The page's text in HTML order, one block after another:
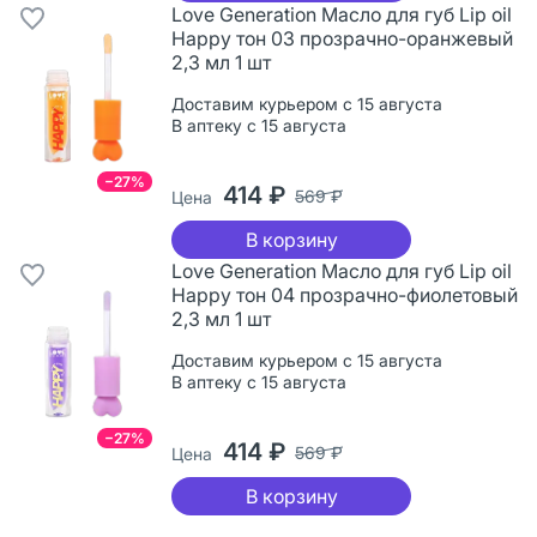
−27%
Love Generation Масло для губ Lip oil
Happy тон 03 прозрачно-оранжевый
2,3 мл 1 шт
Доставим курьером с 15 августа
В аптеку с 15 августа
Цена 414 ₽ 569 ₽
В корзину
−27%
Love Generation Масло для губ Lip oil
Happy тон 04 прозрачно-фиолетовый
2,3 мл 1 шт
Доставим курьером с 15 августа
В аптеку с 15 августа
Цена 414 ₽ 569 ₽
В корзину